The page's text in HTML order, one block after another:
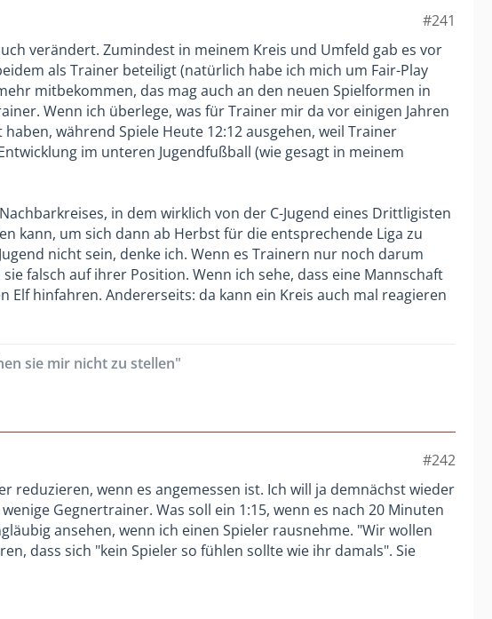
#241
verändert. Zumindest in meinem Kreis und Umfeld gab es vor
als Trainer beteiligt (natürlich habe ich mich um Fair-Play
mitbekommen, das mag auch an den neuen Spielformen in
Wenn ich überlege, was für Trainer mir da vor einigen Jahren
während Spiele Heute 12:12 ausgehen, weil Trainer
im unteren Jugendfußball (wie gesagt in meinem
in dem wirklich von der C-Jugend eines Drittligisten
kann, um sich dann ab Herbst für die entsprechende Liga zu
nicht sein, denke ich. Wenn es Trainern nur noch darum
falsch auf ihrer Position. Wenn ich sehe, dass eine Mannschaft
hinfahren. Andererseits: da kann ein Kreis auch mal reagieren
sie mir nicht zu stellen"
#242
reduzieren, wenn es angemessen ist. Ich will ja demnächst wieder
Gegnertrainer. Was soll ein 1:15, wenn es nach 20 Minuten
ansehen, wenn ich einen Spieler rausnehme. "Wir wollen
dass sich "kein Spieler so fühlen sollte wie ihr damals". Sie